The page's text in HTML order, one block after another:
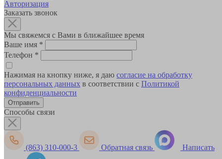
Авторизация
Заказать звонок
Мы свяжемся с Вами в ближайшее время
Ваше имя *
Телефон *
Нажимая на кнопку ниже, я даю согласие на обработку
персональных данных в соответствии с Политикой
конфиденциальности
Способы связи
(863) 310-000-3 Обратная связь Написать